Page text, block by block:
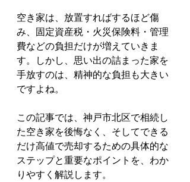
空き家は、放置すればするほど傷
み、固定資産税・火災保険料・管理
費などの負担だけが増えていきま
す。しかし、思い出の詰まった家を
手放すのは、精神的な負担も大きい
ですよね。
この記事では、神戸市北区で相続し
た空き家を後悔なく、そしてできる
だけ高値で売却するための具体的な
ステップと重要なポイントを、わか
りやすく解説します。